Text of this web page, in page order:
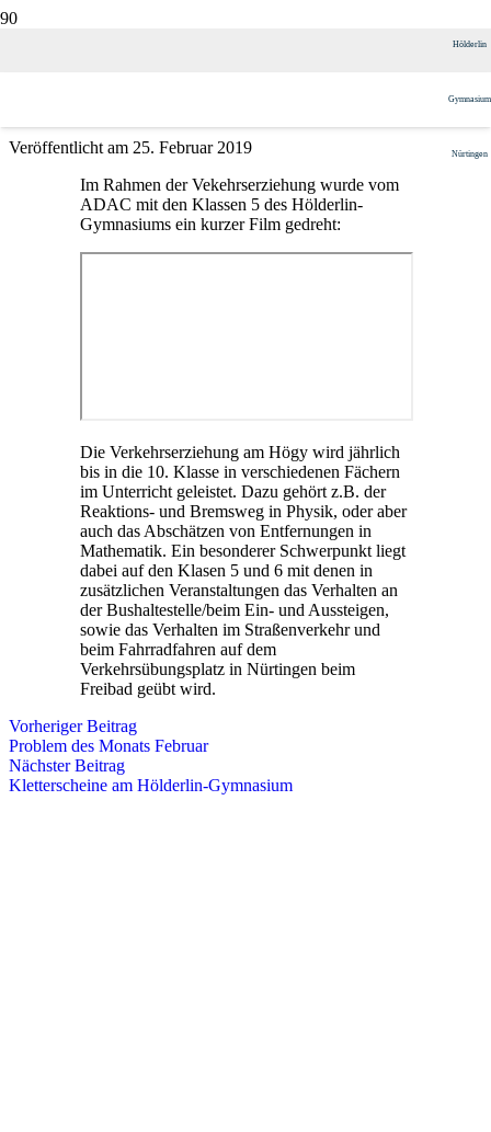
Hölderlin
Gymnasium
Nürtingen
ADAC-Film zur Verkehrserziehung
Veröffentlicht am 25. Februar 2019
Im Rahmen der Vekehrserziehung wurde vom
ADAC mit den Klassen 5 des Hölderlin-
Gymnasiums ein kurzer Film gedreht:
Die Verkehrserziehung am Högy wird jährlich
bis in die 10. Klasse in verschiedenen Fächern
im Unterricht geleistet. Dazu gehört z.B. der
Reaktions- und Bremsweg in Physik, oder aber
auch das Abschätzen von Entfernungen in
Mathematik. Ein besonderer Schwerpunkt liegt
dabei auf den Klasen 5 und 6 mit denen in
zusätzlichen Veranstaltungen das Verhalten an
der Bushaltestelle/beim Ein- und Aussteigen,
sowie das Verhalten im Straßenverkehr und
beim Fahrradfahren auf dem
Verkehrsübungsplatz in Nürtingen beim
Freibad geübt wird.
Vorheriger Beitrag
Problem des Monats Februar
Nächster Beitrag
Kletterscheine am Hölderlin-Gymnasium